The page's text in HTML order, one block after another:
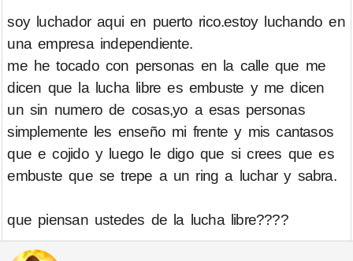
soy luchador aqui en puerto rico.estoy luchando en
una empresa independiente.
me he tocado con personas en la calle que me
dicen que la lucha libre es embuste y me dicen
un sin numero de cosas,yo a esas personas
simplemente les enseño mi frente y mis cantasos
que e cojido y luego le digo que si crees que es
embuste que se trepe a un ring a luchar y sabra.
que piensan ustedes de la lucha libre????